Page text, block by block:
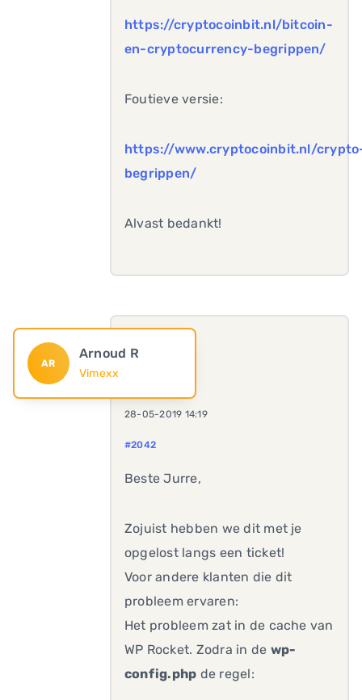
https://cryptocoinbit.nl/bitcoin-
en-cryptocurrency-begrippen/
Foutieve versie:
https://www.cryptocoinbit.nl/
begrippen/
Alvast bedankt!
AR
Arnoud R
Vimexx
28-05-2019 14:19
#2042
Beste Jurre,
Zojuist hebben we dit met je
opgelost langs een ticket!
Voor andere klanten die dit
probleem ervaren:
Het probleem zat in de cache van
WP Rocket. Zodra in de wp-
config.php de regel: